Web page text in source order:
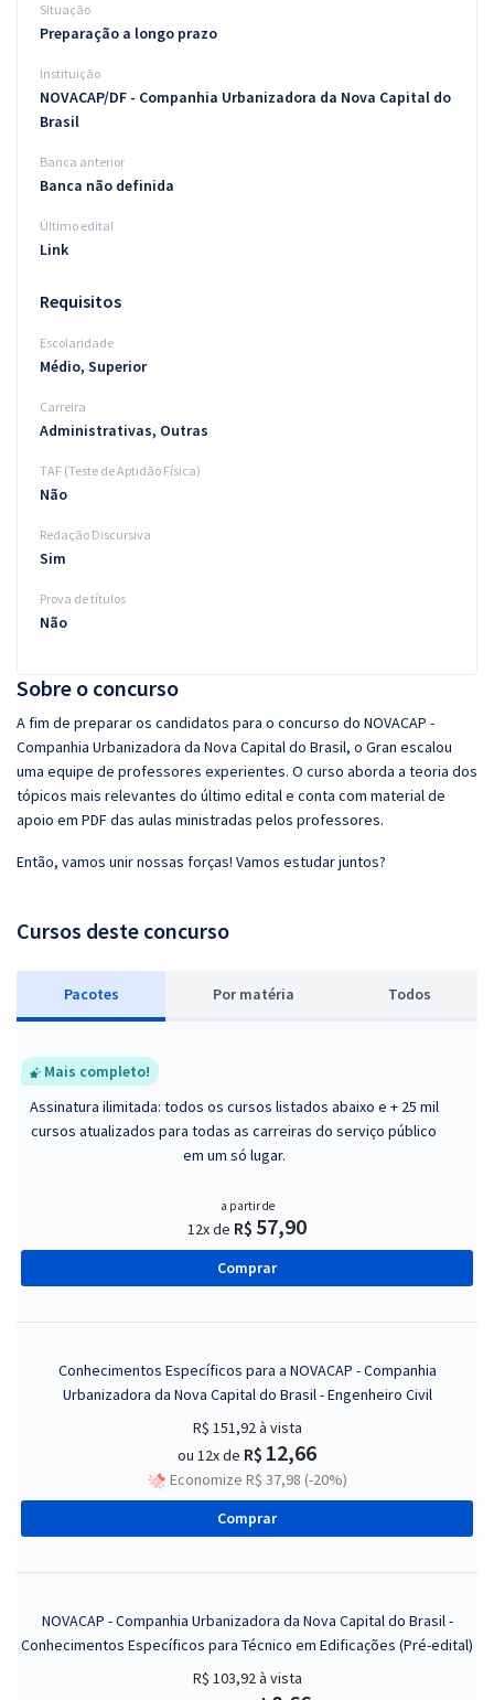
Blog
Aprovados
Sobre o concurso
A fim de preparar os candidatos para o concurso do NOVACAP -
Companhia Urbanizadora da Nova Capital do Brasil, o Gran escalou
uma equipe de professores experientes. O curso aborda a teoria dos
tópicos mais relevantes do último edital e conta com material de
apoio em PDF das aulas ministradas pelos professores.
Então, vamos unir nossas forças! Vamos estudar juntos?
Cursos deste concurso
Pacotes Por matéria Todos
Mais completo!
Assinatura ilimitada: todos os cursos listados abaixo e + 25 mil
cursos atualizados para todas as carreiras do serviço público
em um só lugar.
a partir de
12x de R$ 57,90
Comprar
Conhecimentos Específicos para a NOVACAP - Companhia
Urbanizadora da Nova Capital do Brasil - Engenheiro Civil
R$ 151,92à vista
ou 12x de R$ 12,66
Economize R$ 37,98 (-20%)
Comprar
NOVACAP - Companhia Urbanizadora da Nova Capital do Brasil -
Conhecimentos Específicos para Técnico em Edificações (Pré-edital)
R$ 103,92à vista
Situação
Preparação a longo prazo
Instituição
NOVACAP/DF - Companhia Urbanizadora da Nova Capital do
Brasil
Banca anterior
Banca não definida
Último edital
Link
Requisitos
Escolaridade
Médio, Superior
Carreira
Administrativas, Outras
TAF (Teste de Aptidão Física)
Não
Redação Discursiva
Sim
Prova de títulos
Não